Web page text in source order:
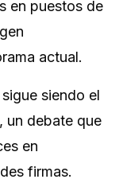
en puestos de
actual.
siendo el
un debate que
en
firmas.